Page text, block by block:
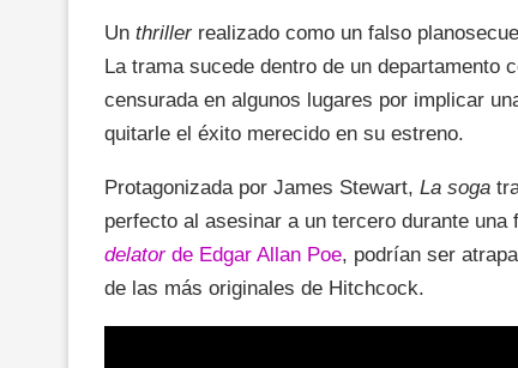
Un thrillerrealizado como un falso
La trama sucede dentro de un
censurada en algunos lugares por implicar
quitarle el éxito merecido en su estreno.
Protagonizada por James Stewart, La soga
perfecto al asesinar a un tercero durante
delatorde Edgar Allan Poe, podrían ser
de las más originales de Hitchcock.